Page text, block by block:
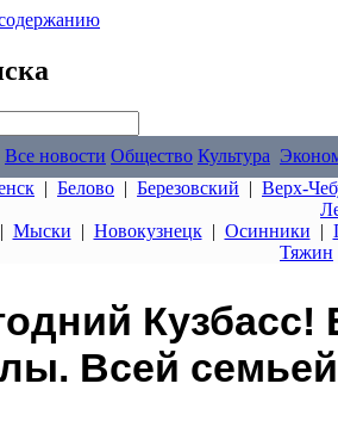
Все новости Общество Культура
| Белово | Березовский | Верх-
Мыски | Новокузнецк| Осинники |
Тяжин
Всей